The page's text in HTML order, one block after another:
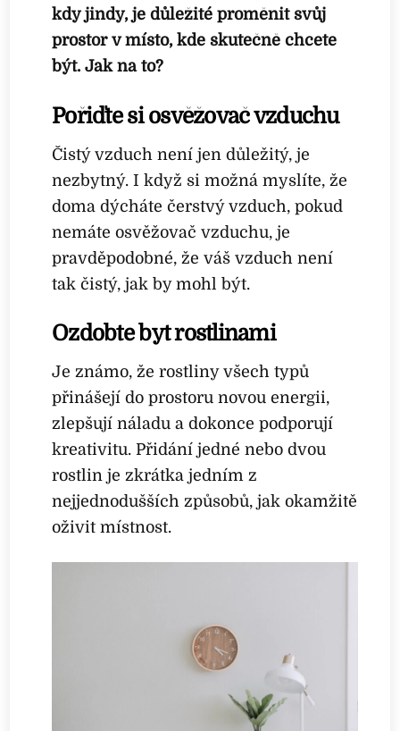
kdy jindy, jedůležité proměnit svůj
prostor v místo, kde skutečně chcete
být. Jak na to?
Pořiďte si osvěžovač vzduchu
Čistý vzduch není jen důležitý, je
nezbytný. I když si možná myslíte, že
doma dýcháte čerstvý vzduch, pokud
nemáte osvěžovač vzduchu, je
pravděpodobné, že váš vzduch není
tak čistý, jak by mohl být.
Ozdobte byt rostlinami
Je známo, že rostliny všech typů
přinášejí do prostoru novou energii,
zlepšují náladu a dokonce podporují
kreativitu. Přidání jedné nebo dvou
rostlin je zkrátka jedním z
nejjednodušších způsobů, jak okamžitě
oživit místnost.